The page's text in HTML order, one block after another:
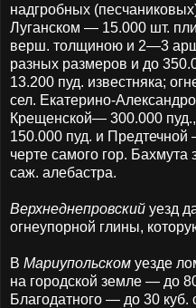
надгробных
Луганском — 15.000 шт.
верш. толщиною и 2—3
разных размеров и до
13.200 пуд. известняка;
сел. Екатерино-
Крещенской— 300.000
150.000 пуд. и
черте самого гор. Бахмута
caж. алебастра.
Верхнеднепровский уезд
огнеупорной глины,
В Мариупольском уезде
на городской земле — до
Благодатного — до 30